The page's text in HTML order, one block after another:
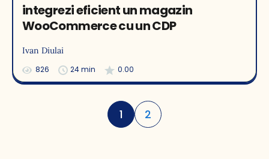
integrezi eficient un magazin
WooCommerce cu un CDP
Ivan Diulai
826 24 min 0.00
1 2